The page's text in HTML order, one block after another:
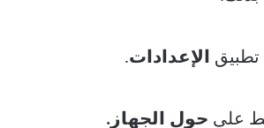
تطبيق الإعدادات.
على حول الجهاز.